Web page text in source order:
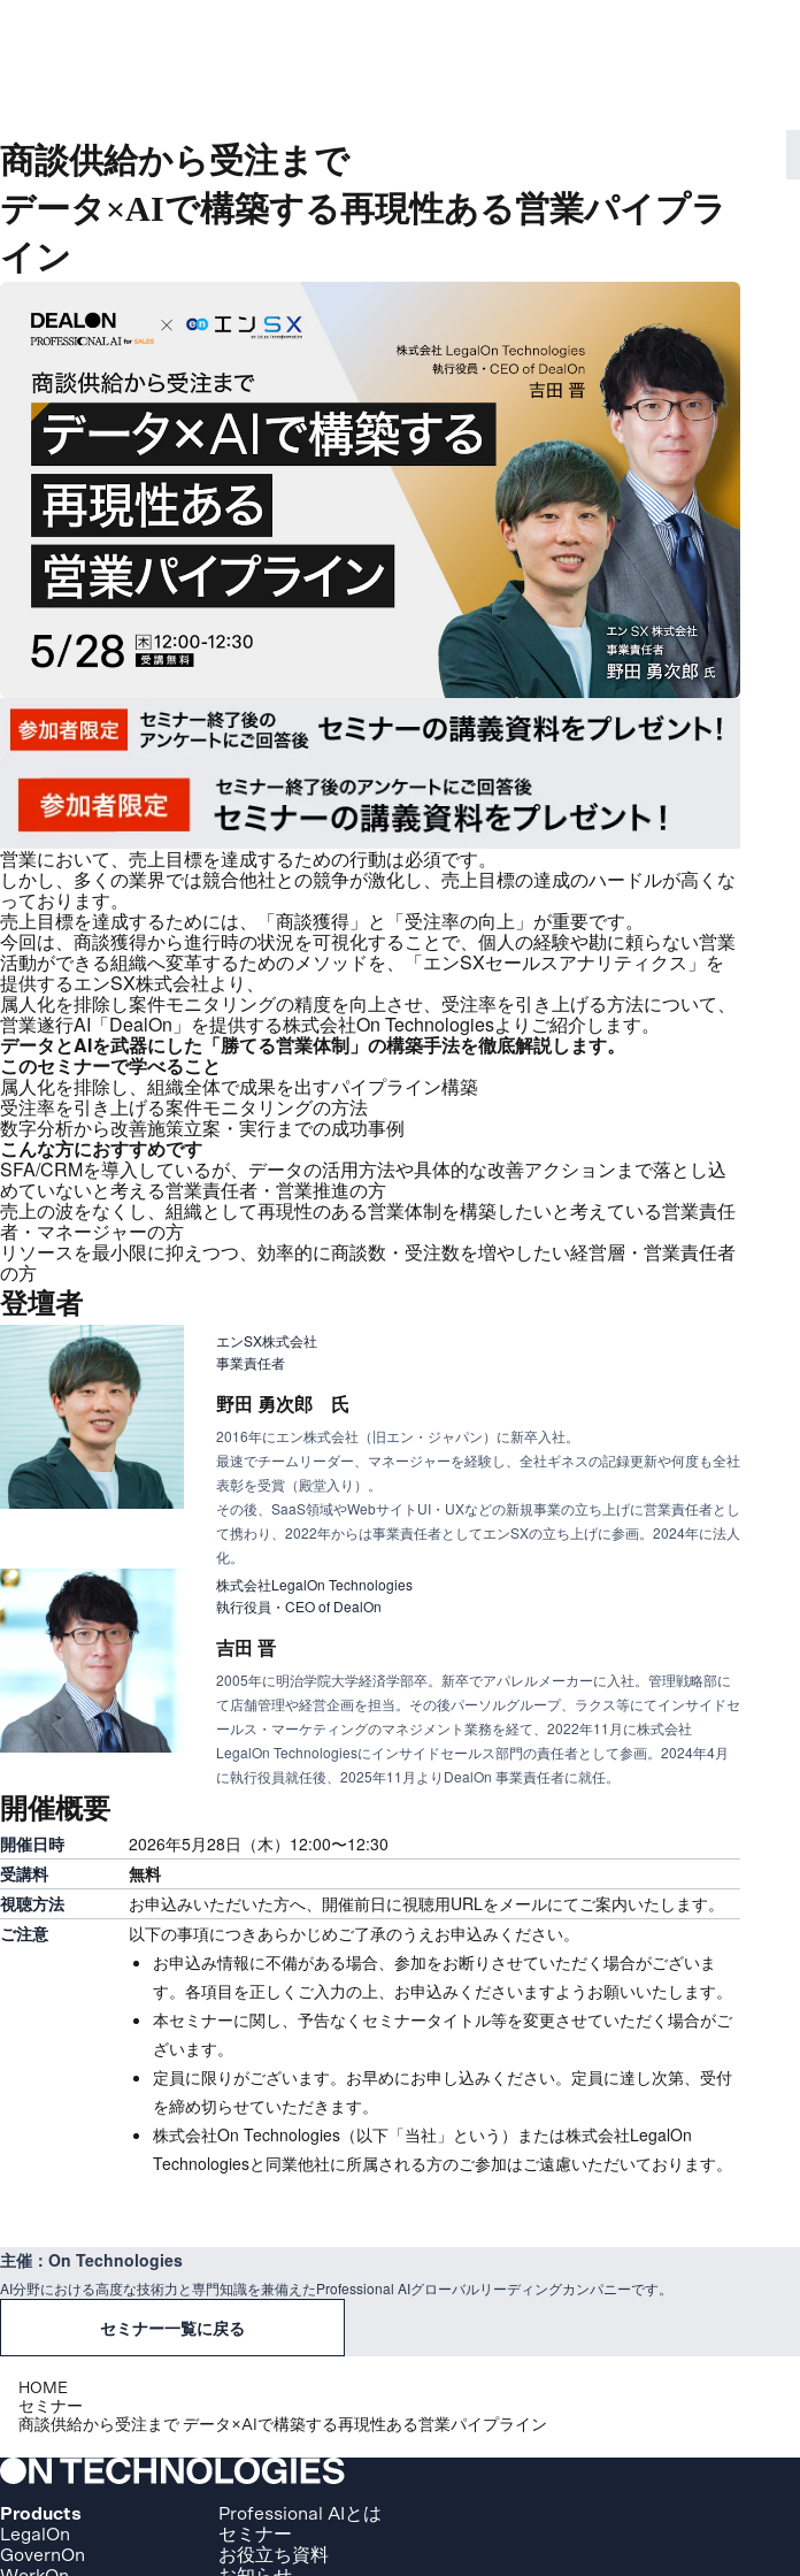
製品GovernOn
DealOn
商談供給から受注まで
データ×AIで構築する再現性ある営業パイプラ
イン
営業において、売上目標を達成するための行動は必須です。
しかし、多くの業界では競合他社との競争が激化し、売上目標の達成のハードルが高くな
っております。
売上目標を達成するためには、「商談獲得」と「受注率の向上」が重要です。
今回は、商談獲得から進行時の状況を可視化することで、個人の経験や勘に頼らない営業
活動ができる組織へ変革するためのメソッドを、「エンSXセールスアナリティクス」を
提供するエンSX株式会社より、
属人化を排除し案件モニタリングの精度を向上させ、受注率を引き上げる方法について、
営業遂行AI「DealOn」を提供する株式会社On Technologiesよりご紹介します。
データとAIを武器にした「勝てる営業体制」の構築手法を徹底解説します。
このセミナーで学べること
属人化を排除し、組織全体で成果を出すパイプライン構築
受注率を引き上げる案件モニタリングの方法
数字分析から改善施策立案・実行までの成功事例
こんな方におすすめです
SFA/CRMを導入しているが、データの活用方法や具体的な改善アクションまで落とし込
めていないと考える営業責任者・営業推進の方
売上の波をなくし、組織として再現性のある営業体制を構築したいと考えている営業責任
者・マネージャーの方
リソースを最小限に抑えつつ、効率的に商談数・受注数を増やしたい経営層・営業責任者
の方
登壇者
エンSX株式会社
事業責任者
野田 勇次郎 氏
2016年にエン株式会社（旧エン・ジャパン）に新卒入社。
最速でチームリーダー、マネージャーを経験し、全社ギネスの記録更新や何度も全社
表彰を受賞（殿堂入り）。
その後、SaaS領域やWebサイトUI・UXなどの新規事業の立ち上げに営業責任者とし
て携わり、2022年からは事業責任者としてエンSXの立ち上げに参画。2024年に法人
株式会社LegalOn Technologies
執行役員・CEO of DealOn
吉田 晋
2005年に明治学院大学経済学部卒。新卒でアパレルメーカーに入社。管理戦略部に
て店舗管理や経営企画を担当。その後パーソルグループ、ラクス等にてインサイドセ
ールス・マーケティングのマネジメント業務を経て、2022年11月に株式会社
LegalOn Technologiesにインサイドセールス部門の責任者として参画。2024年4月
に執行役員就任後、2025年11月よりDealOn 事業責任者に就任。
開催概要
開催日時
2026年5月28日（木）12:00〜12:30
受講料
無料
視聴方法
お申込みいただいた方へ、開催前日に視聴用URLをメールにてご案内いたします。
ご注意
以下の事項につきあらかじめご了承のうえお申込みください。
お申込み情報に不備がある場合、参加をお断りさせていただく場合がございま
す。各項目を正しくご入力の上、お申込みくださいますようお願いいたします。
本セミナーに関し、予告なくセミナータイトル等を変更させていただく場合がご
ざいます。
定員に限りがございます。お早めにお申し込みください。定員に達し次第、受付
を締め切らせていただきます。
株式会社On Technologies（以下「当社」という）または株式会社LegalOn
Technologiesと同業他社に所属される方のご参加はご遠慮いただいております。
主催：On Technologies
AI分野における高度な技術力と専門知識を兼備えたProfessional AIグローバルリーディングカンパニーです。
セミナー一覧に戻る
HOME
セミナー
商談供給から受注まで データ×AIで構築する再現性ある営業パイプライン
Products
LegalOn
GovernOn
Professional AIとは
セミナー
お役立ち資料